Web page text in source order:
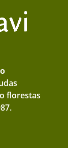
florestas